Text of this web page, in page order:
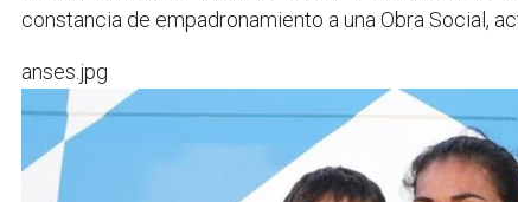
constancia de empadronamiento a una Obra Social,
anses.jpg